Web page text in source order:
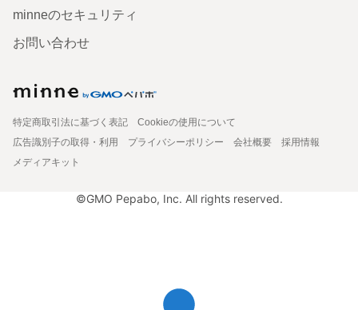
minneのセキュリティ
お問い合わせ
特定商取引法に基づく表記
Cookieの使用について
広告識別子の取得・利用
プライバシーポリシー 会社概要
採用情報
メディアキット
©GMO Pepabo, Inc. All rights reserved.